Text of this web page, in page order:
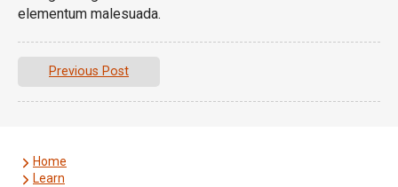
elementum malesuada.
Previous Post
Home
Learn